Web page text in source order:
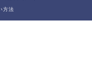
方法